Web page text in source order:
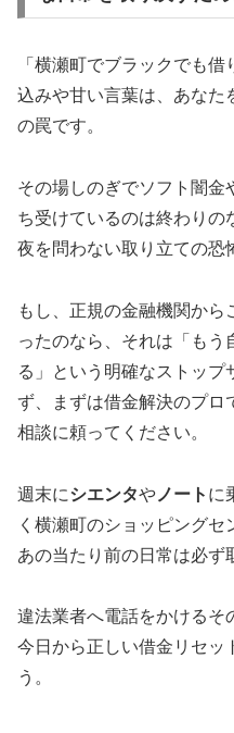
「横瀬町でブラックでも
込みや甘い言葉は、あなた
の罠です。
その場しのぎでソフト闇金
ち受けているのは終わりの
夜を問わない取り立ての恐
もし、正規の金融機関か
ったのなら、それは「もう
る」という明確なストップ
ず、まずは借金解決のプロ
相談に頼ってください。
週末にシエンタや ノート に
く横瀬町のショッピングセ
あの当たり前の日常は必ず
違法業者へ電話をかけるそ
今日から正しい借金リセッ
う。